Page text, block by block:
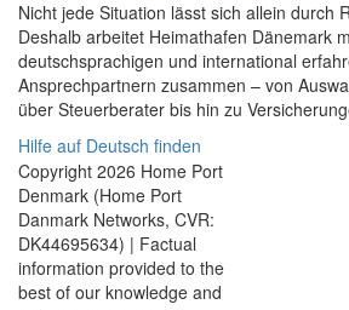
Nicht jede Situation lässt sich allein durch
Deshalb arbeitet Heimathafen Dänemark
deutschsprachigen und international
Ansprechpartnern zusammen – von
über Steuerberater bis hin zu
Hilfe auf Deutsch finden
Copyright 2026 Home Port
Denmark (Home Port
Danmark Networks, CVR:
DK44695634) | Factual
information provided to the
best of our knowledge and